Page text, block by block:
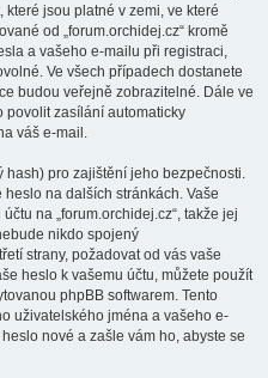
jsou platné v zemi, ve které
od „forum.orchidej.cz“ kromě
a vašeho e-mailu při registraci,
Ve všech případech dostanete
budou veřejně zobrazitelné. Dále ve
povolit zasílání automaticky
váš e-mail.
pro zajištění jeho bezpečnosti.
na dalších stránkách. Vaše
na „forum.orchidej.cz“, takže jej
nikdo spojený
strany, požadovat od vás vaše
heslo k vašemu účtu, můžete použít
phpBB softwarem. Tento
uživatelského jména a vašeho e-
nové a zašle vám ho, abyste se